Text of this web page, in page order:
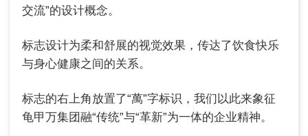
交流”的设计概念。
标志设计为柔和舒展的视觉效果，传达了饮食快乐
与身心健康之间的关系。
标志的右上角放置了“萬”字标识，我们以此来象征
龟甲万集团融“传统”与“革新”为一体的企业精神。